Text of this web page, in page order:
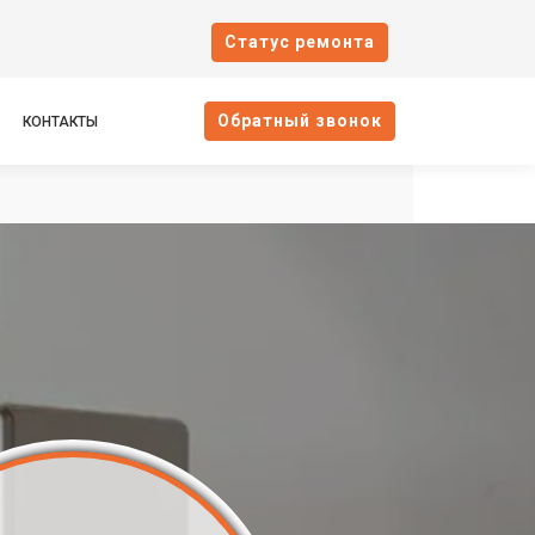
Cтатус ремонта
КОНТАКТЫ Oбратный звонок